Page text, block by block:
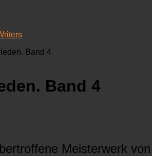
Band 4
Band 4
Meisterwerk